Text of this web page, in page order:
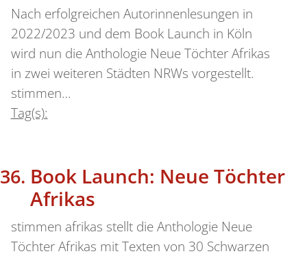
Nach erfolgreichen Autorinnenlesungen in
2022/2023 und dem Book Launch in Köln
wird nun die Anthologie Neue Töchter Afrikas
in zwei weiteren Städten NRWs vorgestellt.
stimmen…
Tag(s):
Book Launch: Neue Töchter
Afrikas
stimmen afrikas stellt die Anthologie Neue
Töchter Afrikas mit Texten von 30 Schwarzen